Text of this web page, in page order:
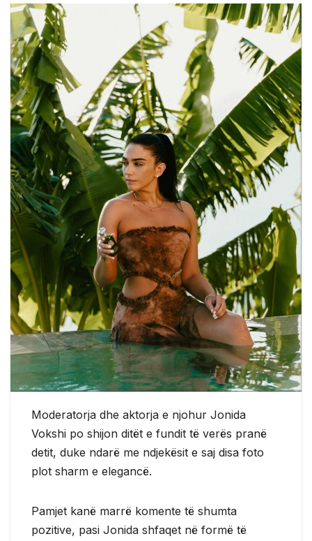
Moderatorja dhe aktorja e njohur Jonida
Vokshi po shijon ditët e fundit të verës pranë
detit, duke ndarë me ndjekësit e saj disa foto
plot sharm e elegancë.
Pamjet kanë marrë komente të shumta
pozitive, pasi Jonida shfaqet në formë të